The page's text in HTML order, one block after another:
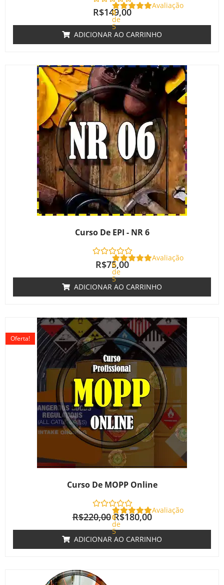
Avaliação
0
de
5
R$149,00
ADICIONAR AO CARRINHO
Curso De EPI - NR 6
Avaliação
0
de
5
R$75,00
ADICIONAR AO CARRINHO
Curso De MOPP Online
Avaliação
0
de
5
Oferta!
R$220,00
O
preço
original
era:
R$220,00.
R$180,00
O
preço
atual
é:
R$180,00.
ADICIONAR AO CARRINHO